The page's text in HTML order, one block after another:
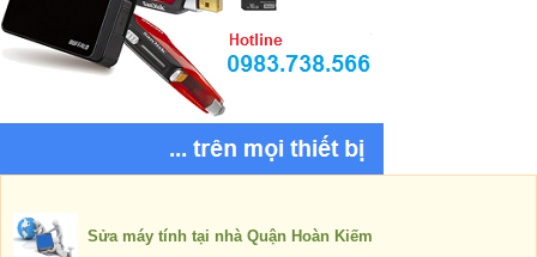
Sửa máy tính tại nhà Quận Hoàn Kiếm